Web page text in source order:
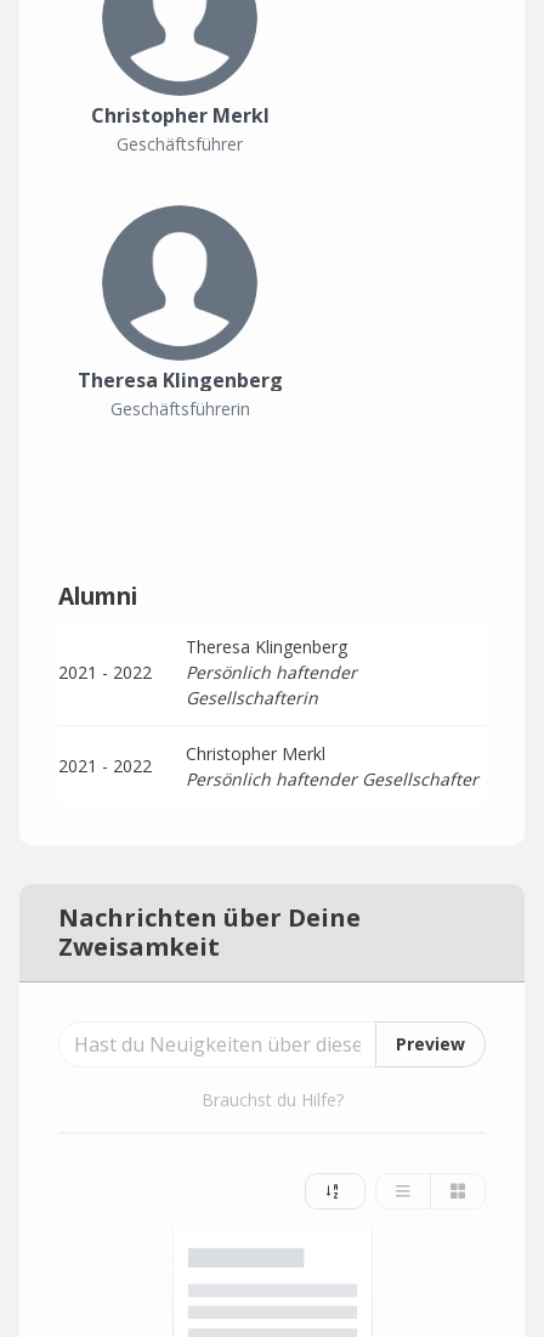
Christopher Merkl
Geschäftsführer
Theresa Klingenberg
Geschäftsführerin
Alumni
2021 - 2022
Theresa Klingenberg
Persönlich haftender
Gesellschafterin
2021 - 2022
Christopher Merkl
Persönlich haftender Gesellschafter
Nachrichten über Deine
Zweisamkeit
Preview
Brauchst du Hilfe?